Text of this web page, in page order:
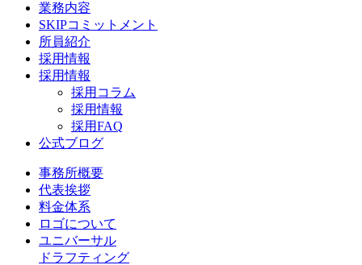
業務内容
SKIPコミットメント
所員紹介
採用情報
採用情報
採用コラム
採用情報
採用FAQ
公式ブログ
事務所概要
代表挨拶
料金体系
ロゴについて
ユニバーサル
ドラフティング